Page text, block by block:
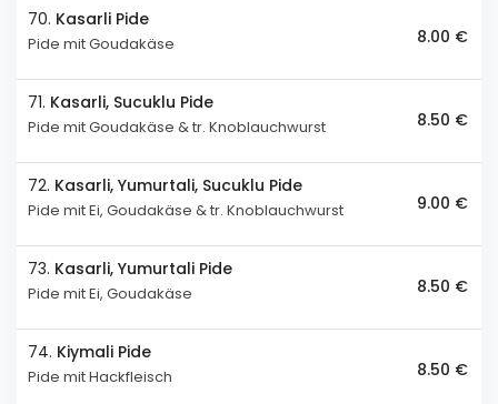
70. Kasarli Pide
Pide mit Goudakäse 8.00 €
71. Kasarli, Sucuklu Pide
Pide mit Goudakäse & tr. Knoblauchwurst 8.50 €
72. Kasarli, Yumurtali, Sucuklu Pide
Pide mit Ei, Goudakäse & tr. Knoblauchwurst 9.00 €
73. Kasarli, Yumurtali Pide
Pide mit Ei, Goudakäse 8.50 €
74. Kiymali Pide
Pide mit Hackfleisch 8.50 €